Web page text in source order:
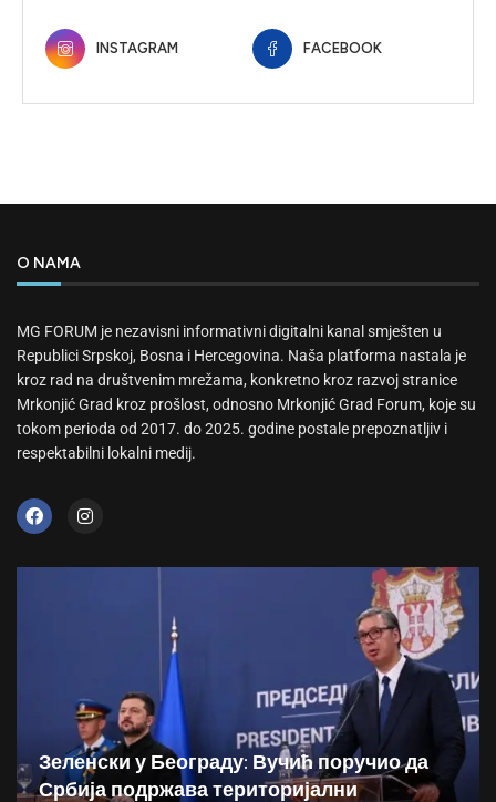
INSTAGRAM FACEBOOK
O NAMA
MG FORUM je nezavisni informativni digitalni kanal smješten u
Republici Srpskoj, Bosna i Hercegovina. Naša platforma nastala je
kroz rad na društvenim mrežama, konkretno kroz razvoj stranice
Mrkonjić Grad kroz prošlost, odnosno Mrkonjić Grad Forum, koje su
tokom perioda od 2017. do 2025. godine postale prepoznatljiv i
respektabilni lokalni medij.
Зеленски у Београду: Вучић поручио да
Србија подржава територијални